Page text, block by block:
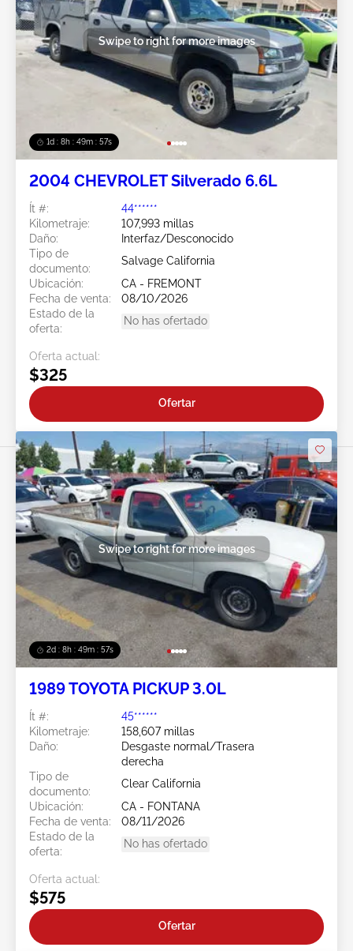
1d : 8h : 49m : 54s
Swipe to right for more images
2004 CHEVROLET Silverado 6.6L
Ít #:
44******
Kilometraje:
107,993 millas
Daño:
Interfaz/Desconocido
Tipo de
documento:
Salvage California
Ubicación:
CA - FREMONT
Fecha de venta:
08/10/2026
Estado de la
oferta:
No has ofertado
Oferta actual:
$325
Ofertar
2d : 8h : 49m : 54s
Swipe to right for more images
1989 TOYOTA PICKUP 3.0L
Ít #:
45******
Kilometraje:
158,607 millas
Daño:
Desgaste normal/Trasera
derecha
Tipo de
documento:
Clear California
Ubicación:
CA - FONTANA
Fecha de venta:
08/11/2026
Estado de la
oferta:
No has ofertado
Oferta actual:
$575
Ofertar